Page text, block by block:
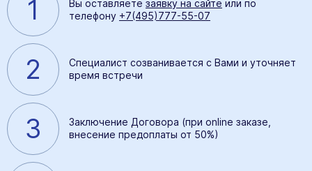
1 Вы оставляете заявку на сайте или по
телефону +7(495)777-55-07
2
Специалист созванивается с Вами и уточняет
время встречи
3
Заключение Договора (при online заказе,
внесение предоплаты от 50%)